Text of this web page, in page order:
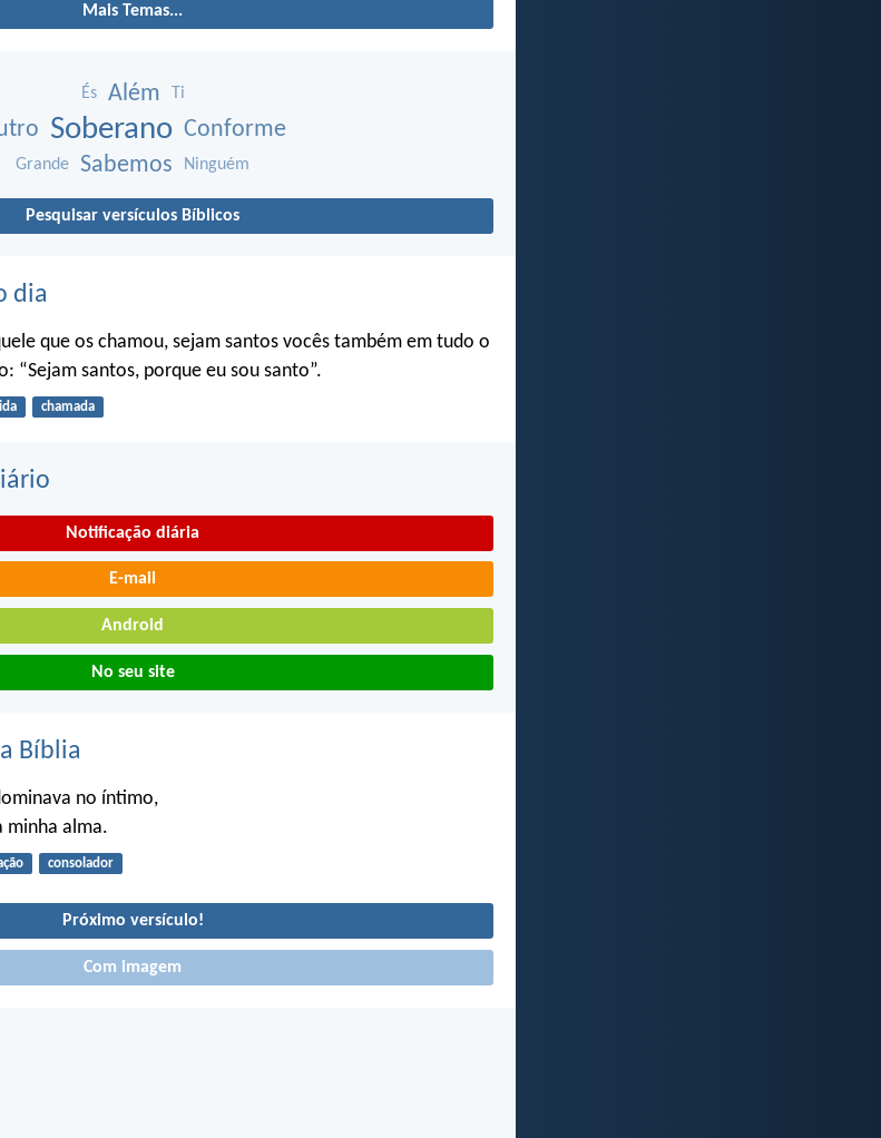
Mais Temas...
És Além Ti
Soberano Conforme
Grande Sabemos Ninguém
Pesquisar versículos Bíblicos
dia
que os chamou, sejam santos vocês também em tudo o
“Sejam santos, porque eu sou santo”.
chamada
Notificação diária
E-mail
Android
No seu site
Bíblia
no íntimo,
minha alma.
consolador
Próximo versículo!
Com imagem